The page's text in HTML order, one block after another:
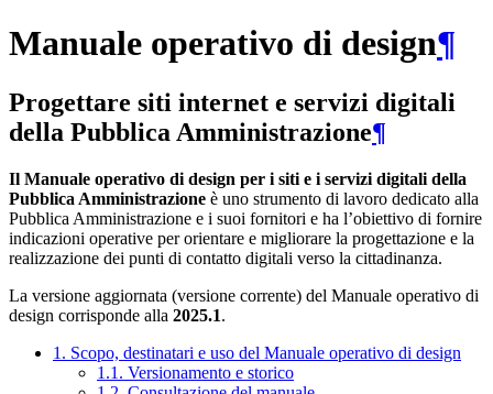
Manuale operativo di design¶
Progettare siti internet e servizi digitali
della Pubblica Amministrazione¶
Il Manuale operativo di design per i siti e i servizi digitali della
Pubblica Amministrazione è uno strumento di lavoro dedicato alla
Pubblica Amministrazione e i suoi fornitori e ha l’obiettivo di fornire
indicazioni operative per orientare e migliorare la progettazione e la
realizzazione dei punti di contatto digitali verso la cittadinanza.
La versione aggiornata (versione corrente) del Manuale operativo di
design corrisponde alla 2025.1.
1. Scopo, destinatari e uso del Manuale operativo di design
1.1. Versionamento e storico